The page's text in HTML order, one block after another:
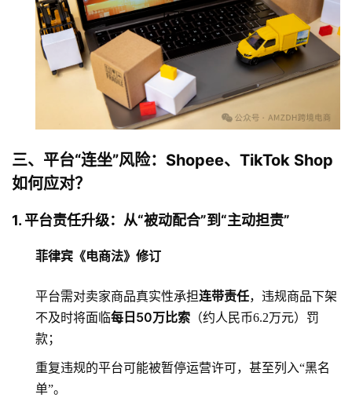
三、平台“连坐”风险：Shopee、TikTok Shop
如何应对？
1. 平台责任升级：从“被动配合”到“主动担责”
菲律宾《电商法》修订
平台需对卖家商品真实性承担连带责任，违规商品下架
不及时将面临每日50万比索 （约人民币6.2万元）罚
款；
重复违规的平台可能被暂停运营许可，甚至列入“黑名
单”。